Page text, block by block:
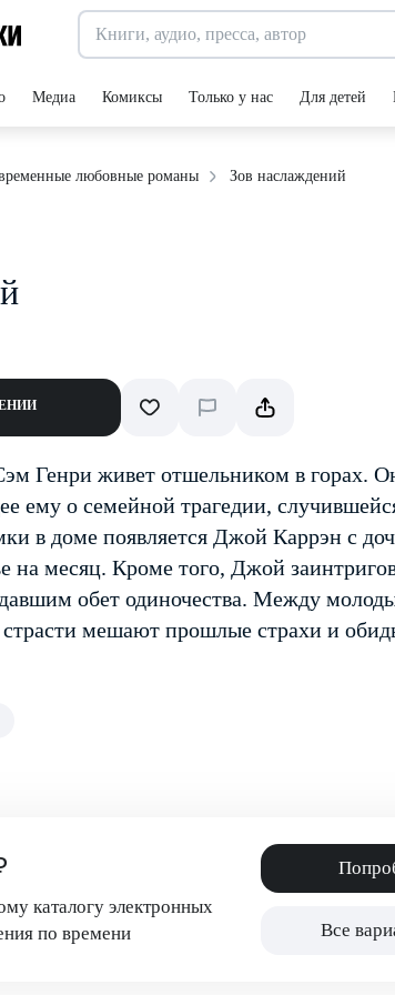
Медиа Комиксы Только у нас Для детей
любовные романы Зов наслаждений
Генри живет отшельником в горах.
ему о семейной трагедии,
в доме появляется Джой Каррэн с
на месяц. Кроме того, Джой
обет одиночества. Между
страсти мешают прошлые страхи и
каталогу электронных
по времени
Все